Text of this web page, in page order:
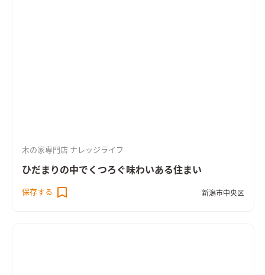
木の家専門店 ナレッジライフ
ひだまりの中でくつろぐ味わいある住まい
保存する 新潟市中央区